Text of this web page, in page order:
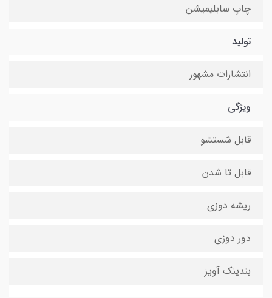
چاپ سابلیمیشن
تولید
انتشارات مشهور
ویژگی
قابل شستشو
قابل تا شدن
ریشه دوزی
دور دوزی
بندینک آویز